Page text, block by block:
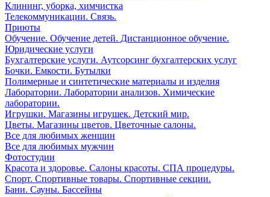
Клининг, уборка, химчистка
Телекоммуникации. Связь.
Приюты
Обучение. Обучение детей. Дистанционное обучение.
Юридические услуги
Бухгалтерские услуги. Аутсорсинг бухгалтерских услуг
Бочки. Емкости. Бутылки
Полимерные и синтетические материалы и изделия
Лаборатории. Лаборатории анализов. Химические
лаборатории.
Игрушки. Магазины игрушек. Детский мир.
Цветы. Магазины цветов. Цветочные салоны.
Все для любимых женщин
Все для любимых мужчин
Фотостудии
Красота и здоровье. Салоны красоты. СПА процедуры.
Спорт. Спортивные товары. Спортивные секции.
Бани. Сауны. Бассейны